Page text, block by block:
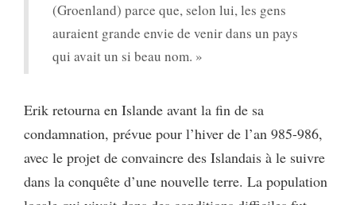
(Groenland) parce que, selon lui, les gens
auraient grande envie de venir dans un pays
qui avait un si beau nom. »
Erik retourna en Islande avant la fin de sa
condamnation, prévue pour l’hiver de l’an 985-986,
avec le projet de convaincre des Islandais à le suivre
dans la conquête d’une nouvelle terre. La population